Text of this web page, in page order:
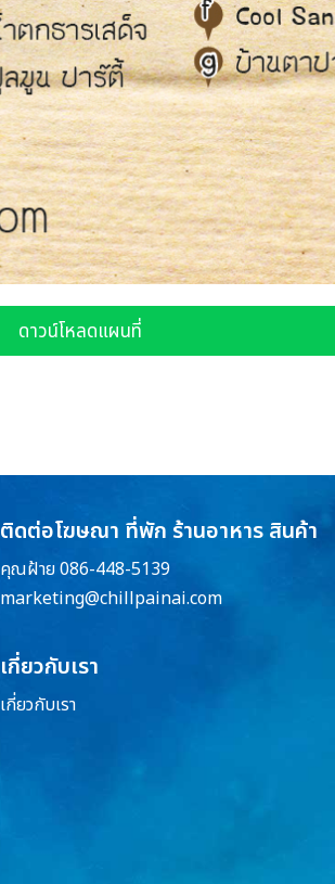
ดาวน์โหลดแผนที่
ติดต่อโฆษณา ที่พัก ร้านอาหาร สินค้า
คุณฝ้าย 086-448-5139
marketing@chillpainai.com
เกี่ยวกับเรา
เกี่ยวกับเรา